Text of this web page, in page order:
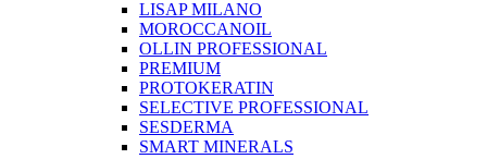
LISAP MILANO
MOROCCANOIL
OLLIN PROFESSIONAL
PREMIUM
PROTOKERATIN
SELECTIVE PROFESSIONAL
SESDERMA
SMART MINERALS